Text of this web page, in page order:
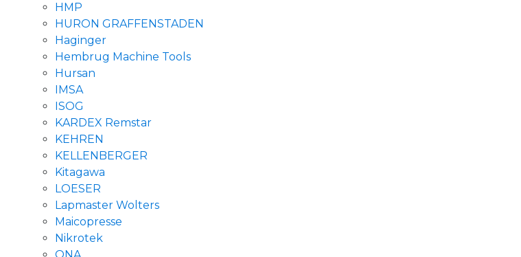
HMP
HURON GRAFFENSTADEN
Haginger
Hembrug Machine Tools
Hursan
IMSA
ISOG
KARDEX Remstar
KEHREN
KELLENBERGER
Kitagawa
LOESER
Lapmaster Wolters
Maicopresse
Nikrotek